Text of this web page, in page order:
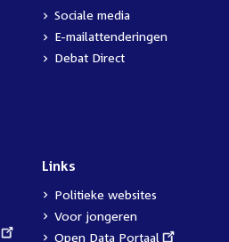
Sociale media
E-mailattenderingen
Debat Direct
Links
Politieke websites
Voor jongeren
External
Open Data Portaal